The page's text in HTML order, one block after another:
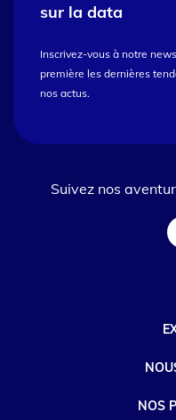
NOS
sur la data
Inscrivez-vous à notre
première les dernières
nos actus.
Suivez nos